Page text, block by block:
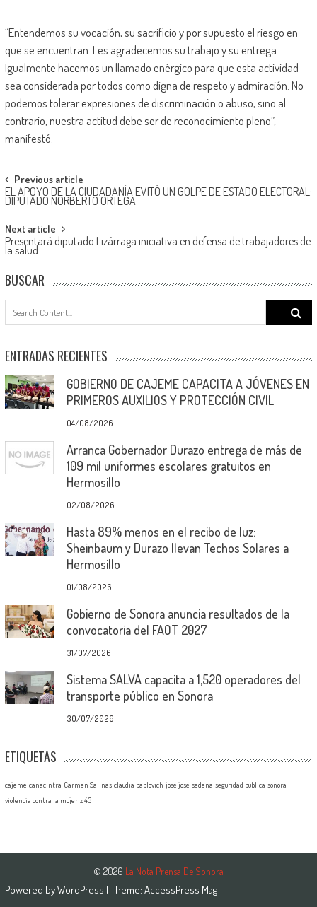
“Entendemos su vocación, su sacrificio y por supuesto el riesgo en
que se encuentran. Les agradecemos su trabajo y su entrega
Igualmente hacemos un llamado enérgico para que esta actividad
sea considerada por todos como digna de respeto y admiración. No
podemos tolerar expresiones de discriminación o abuso, sino al
contrario, nuestra actitud debe ser de reconocimiento pleno”,
manifestó.
Post
navigation
Previous article
EL APOYO DE LA CIUDADANÍA EVITÓ UN GOLPE DE ESTADO ELECTORAL:
DIPUTADO NORBERTO ORTEGA
Next article
Presentará diputado Lizárraga iniciativa en defensa de trabajadores de
la salud
BUSCAR
Search
for:
ENTRADAS RECIENTES
GOBIERNO DE CAJEME CAPACITA A JÓVENES EN
PRIMEROS AUXILIOS Y PROTECCIÓN CIVIL
04/08/2026
Arranca Gobernador Durazo entrega de más de
109 mil uniformes escolares gratuitos en
Hermosillo
02/08/2026
Hasta 89% menos en el recibo de luz:
Sheinbaum y Durazo llevan Techos Solares a
Hermosillo
01/08/2026
Gobierno de Sonora anuncia resultados de la
convocatoria del FAOT 2027
31/07/2026
Sistema SALVA capacita a 1,520 operadores del
transporte público en Sonora
30/07/2026
ETIQUETAS
cajeme canacintra Carmen Salinas claudia pablovich josé josé sedena seguridad pública sonora
violencia contra la mujer z 43
© 2026 La Nota Prensa De Sonora
Powered byWordPress | Theme: AccessPress Mag